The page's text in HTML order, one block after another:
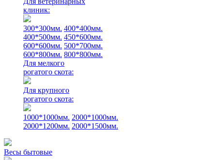
клиник:
300*300мм. 400*400мм.
400*500мм. 450*600мм.
600*600мм. 500*700мм.
600*800мм. 800*800мм.
Для мелкого
рогатого скота:
Для крупного
рогатого скота:
1000*1000мм. 2000*1000мм.
2000*1200мм. 2000*1500мм.
Весы бытовые